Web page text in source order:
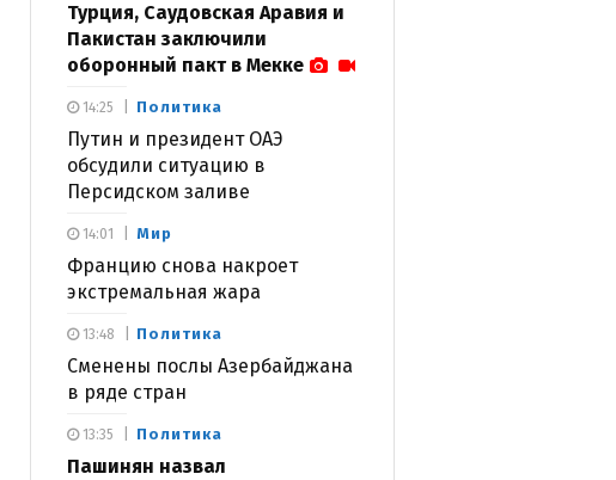
Турция, Саудовская Аравия и
Пакистан заключили
оборонный пакт в Мекке
Политика
Путин и президент ОАЭ
обсудили ситуацию в
Персидском заливе
14:25
Мир
Францию снова накроет
экстремальная жара
14:01
Политика
Сменены послы Азербайджана
в ряде стран
13:48
Политика
Пашинян назвал
13:35